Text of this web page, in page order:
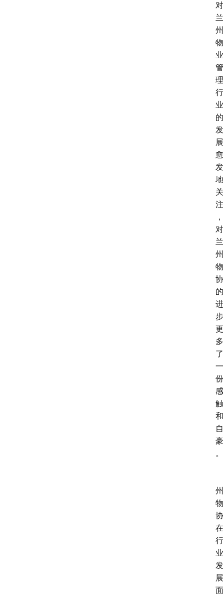
对
兰
州
物
业
管
理
行
业
的
发
展
愈
发
地
关
注
，
对
兰
州
物
协
的
进
步
更
多
了
一
份
感
触
和
自
豪
。
州
物
协
在
行
业
发
展
面